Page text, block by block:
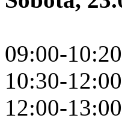
09:00-
10:30-
12:00-